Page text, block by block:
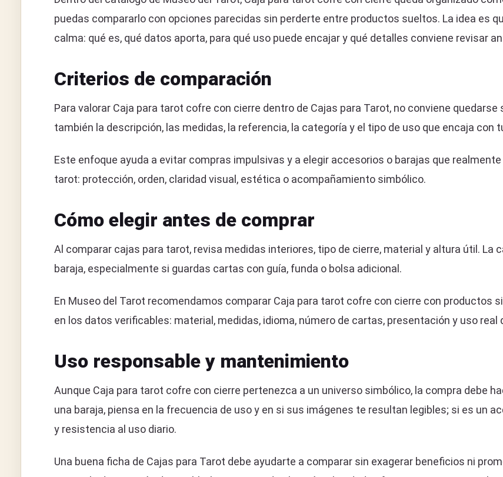
puedas compararlo con opciones parecidas sin perderte entre productos sueltos. La idea es
calma: qué es, qué datos aporta, para qué uso puede encajar y qué detalles conviene revisar
Criterios de comparación
Para valorar Caja para tarot cofre con cierre dentro de Cajas para Tarot, no conviene
también la descripción, las medidas, la referencia, la categoría y el tipo de uso que encaja con
Este enfoque ayuda a evitar compras impulsivas y a elegir accesorios o barajas que
tarot: protección, orden, claridad visual, estética o acompañamiento simbólico.
Cómo elegir antes de comprar
Al comparar cajas para tarot, revisa medidas interiores, tipo de cierre, material y altura útil. La
baraja, especialmente si guardas cartas con guía, funda o bolsa adicional.
En Museo del Tarot recomendamos comparar Caja para tarot cofre con cierre con productos
en los datos verificables: material, medidas, idioma, número de cartas, presentación y uso real
Uso responsable y mantenimiento
Aunque Caja para tarot cofre con cierre pertenezca a un universo simbólico, la compra debe
una baraja, piensa en la frecuencia de uso y en si sus imágenes te resultan legibles; si es un
y resistencia al uso diario.
Una buena ficha de Cajas para Tarot debe ayudarte a comparar sin exagerar beneficios ni